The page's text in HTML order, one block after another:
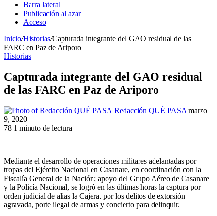
Barra lateral
Publicación al azar
Acceso
Inicio/Historias/Capturada integrante del GAO residual de las
FARC en Paz de Ariporo
Historias
Capturada integrante del GAO residual
de las FARC en Paz de Ariporo
Redacción QUÉ PASA marzo
9, 2020
78 1 minuto de lectura
Mediante el desarrollo de operaciones militares adelantadas por
tropas del Ejército Nacional en Casanare, en coordinación con la
Fiscalía General de la Nación; apoyo del Grupo Aéreo de Casanare
y la Policía Nacional, se logró en las últimas horas la captura por
orden judicial de alias la Cajera, por los delitos de extorsión
agravada, porte ilegal de armas y concierto para delinquir.